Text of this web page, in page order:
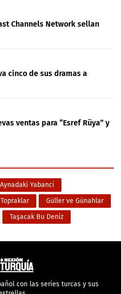
Channels Network sellan
cinco de sus dramas a
ventas para “Esref Rüya” y
Aynadaki Yabanci
Güller ve Günahlar
Taşacak Bu Deniz
con las series turcas y sus